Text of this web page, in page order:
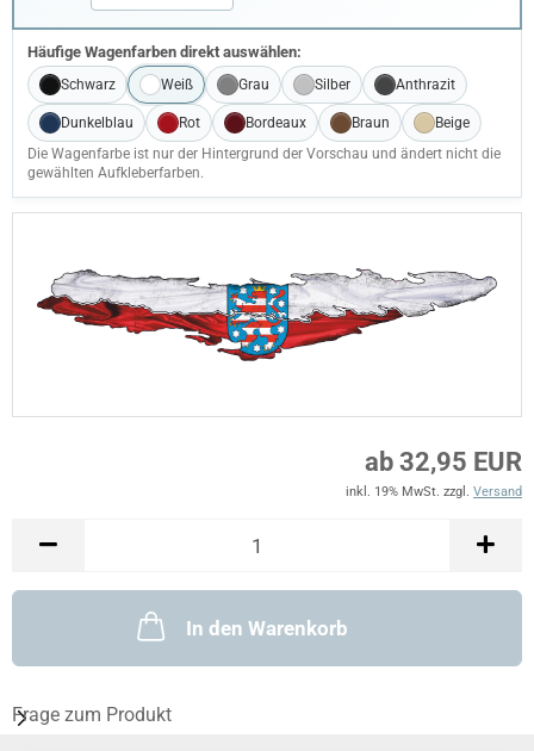
Häufige Wagenfarben direkt auswählen:
Schwarz Weiß Grau Silber Anthrazit
Dunkelblau Rot Bordeaux Braun
Beige
Die Wagenfarbe ist nur der Hintergrund der Vorschau und ändert nicht die
gewählten Aufkleberfarben.
ab 32,95 EUR
inkl. 19% MwSt. zzgl. Versand
In den Warenkorb
Frage zum Produkt